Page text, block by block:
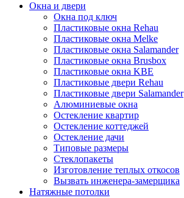
Окна и двери
Окна под ключ
Пластиковые окна Rehau
Пластиковые окна Melke
Пластиковые окна Salamander
Пластиковые окна Brusbox
Пластиковые окна KBE
Пластиковые двери Rehau
Пластиковые двери Salamander
Алюминиевые окна
Остекление квартир
Остекление коттеджей
Остекление дачи
Типовые размеры
Стеклопакеты
Изготовление теплых откосов
Вызвать инженера-замерщика
Натяжные потолки